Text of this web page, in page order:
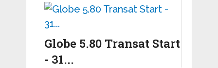
Globe 5.80 Transat Start
- 31...